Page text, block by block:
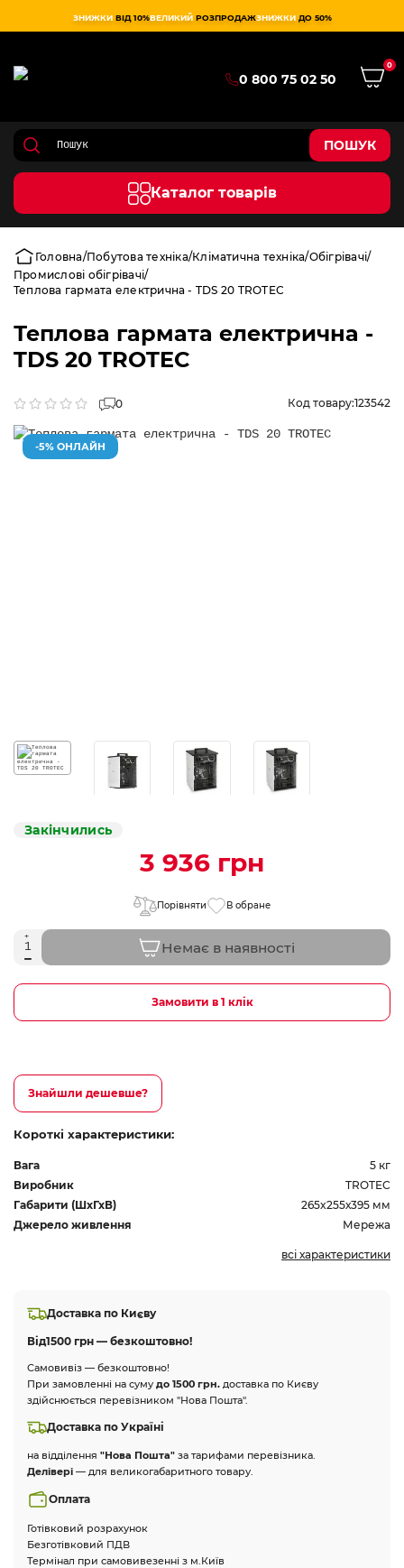
ЗНИЖКИ ВІД 10%ВЕЛИКИЙ РОЗПРОДАЖЗНИЖКИ ДО 50%
0 800 75 02 50
0
ПОШУК
Каталог товарів
Головна Побутова техніка Кліматична техніка Обігрівачі
Промислові обігрівачі
Теплова гармата електрична - TDS 20 TROTEC
Теплова гармата електрична -
TDS 20 TROTEC
0 Код товару:123542
-5% ОНЛАЙН
Закінчились
3 936 грн
Порівняти В обране
Немає в наявності
Замовити в 1 клік
Знайшли дешевше?
Короткі характеристики:
Вага
5 кг
Виробник
TROTEC
Габарити (ШхГхВ)
265x255х395 мм
Джерело живлення
Мережа
всі характеристики
Доставка по Києву
Від1500 грн — безкоштовно!
Самовивіз — безкоштовно!
При замовленні на суму до 1500 грн. доставка по Києву
здійснюється перевізником "Нова Пошта".
Доставка по Україні
на відділення "Нова Пошта" за тарифами перевізника.
Делівері — для великогабаритного товару.
Оплата
Готівковий розрахунок
Безготівковий ПДВ
Термінал при самовивезенні з м.Київ